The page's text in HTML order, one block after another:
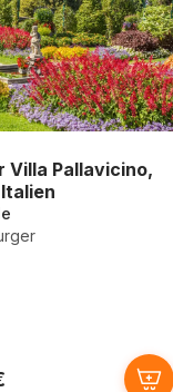
Villa Pallavicino,